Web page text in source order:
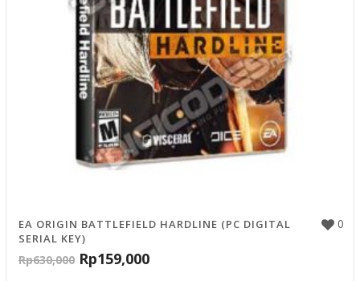
0
EA ORIGIN BATTLEFIELD HARDLINE (PC DIGITAL
SERIAL KEY)
Rp630,000 Rp159,000